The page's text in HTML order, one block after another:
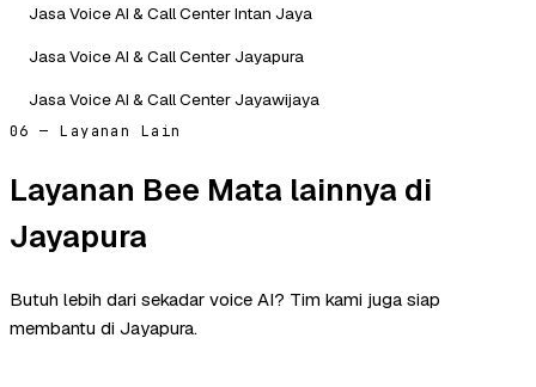
Jasa Voice AI & Call Center Intan Jaya
Jasa Voice AI & Call Center Jayapura
Jasa Voice AI & Call Center Jayawijaya
06 — Layanan Lain
Layanan Bee Mata lainnya di
Jayapura
Butuh lebih dari sekadar voice AI? Tim kami juga siap
membantu di Jayapura.